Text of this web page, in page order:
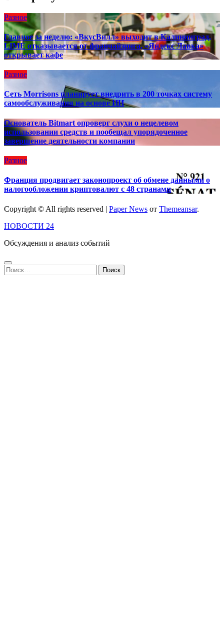
Разное
Главное за неделю: «ВкусВилл» выходит в Калининград,
LIMÉ отказывается от франчайзинга, «Яндекс Лавка»
открывает кафе
Разное
Сеть Morrisons планирует внедрить в 200 точках систему
самообслуживания на основе ИИ
Основатель Bitmart опроверг слухи о нецелевом
использовании средств и пообещал упорядоченное
завершение деятельности компании
Разное
Франция продвигает законопроект об обмене данными о
налогообложении криптовалют с 48 странами
Copyright © All rights reserved | Paper News от Themeansar.
НОВОСТИ 24
Обсуждения и анализ событий
Найти: